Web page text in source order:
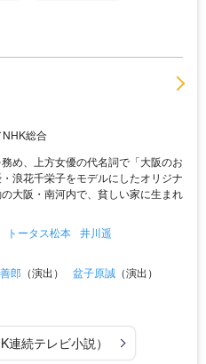
総合
め、上方女優の代名詞で「大阪のお
浪花千栄子をモデルにしたオリジナ
大阪・南河内で、貧しい家に生まれ
トータス松本 井川遥
郎 （演出） 盆子原誠 （演出）
連続テレビ小説）